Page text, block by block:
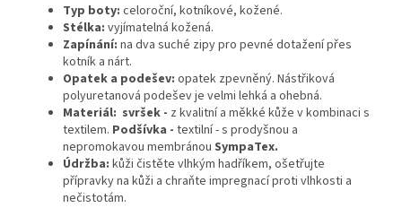
Typ boty: celoroční, kotníkové, kožené.
Stélka: vyjímatelná kožená.
Zapínání: na dva suché zipy pro pevné dotažení přes
kotník a nárt.
Opatek a podešev: opatek zpevněný. Nástřiková
polyuretanová podešev je velmi lehká a ohebná.
Materiál: svršek - z kvalitní a měkké kůže v kombinaci s
textilem. Podšívka - textilní - s prodyšnou a
nepromokavou membránou SympaTex.
Údržba: kůži čistěte vlhkým hadříkem, ošetřujte
přípravky na kůži a chraňte impregnací proti vlhkosti a
nečistotám.